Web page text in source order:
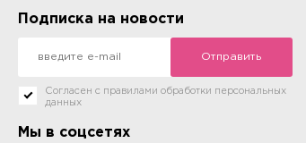
Подписка на новости
Отправить
Согласен с правилами обработки персональных
данных
Мы в соцсетях